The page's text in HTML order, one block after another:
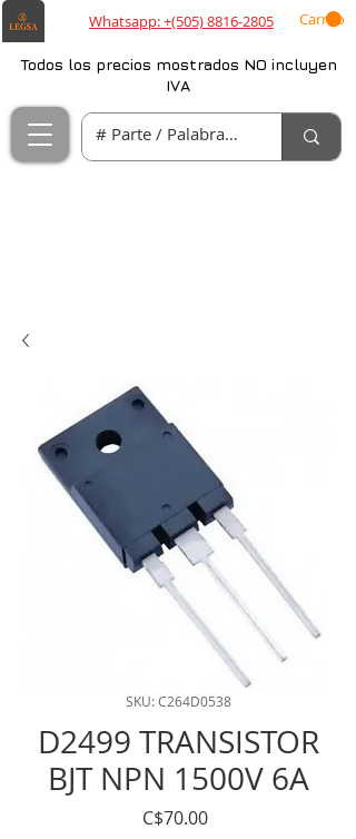
Whatsapp: +(505) 8816-2805 Carrito
Todos los precios mostrados NO incluyen
IVA
SKU: C264D0538
D2499 TRANSISTOR
BJT NPN 1500V 6A
C$70.00Precio